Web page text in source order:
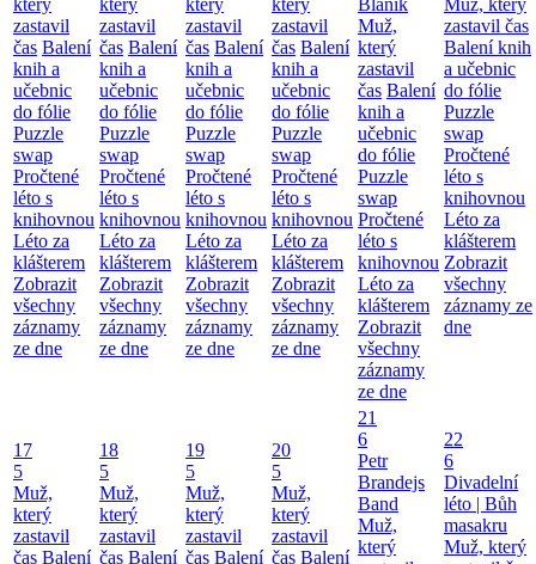
který
zastavil
čas Balení
knih a
učebnic
do fólie
Puzzle
swap
Pročtené
léto s
knihovnou
Léto za
klášterem
Zobrazit
všechny
záznamy
ze dne
který
zastavil
čas Balení
knih a
učebnic
do fólie
Puzzle
swap
Pročtené
léto s
knihovnou
Léto za
klášterem
Zobrazit
všechny
záznamy
ze dne
který
zastavil
čas Balení
knih a
učebnic
do fólie
Puzzle
swap
Pročtené
léto s
knihovnou
Léto za
klášterem
Zobrazit
všechny
záznamy
ze dne
který
zastavil
čas Balení
knih a
učebnic
do fólie
Puzzle
swap
Pročtené
léto s
knihovnou
Léto za
klášterem
Zobrazit
všechny
záznamy
ze dne
Blaník
Muž,
který
zastavil
čas Balení
knih a
učebnic
do fólie
Puzzle
swap
Pročtené
léto s
knihovnou
Léto za
klášterem
Zobrazit
všechny
záznamy
ze dne
Muž, který
zastavil čas
Balení knih
a učebnic
do fólie
Puzzle
swap
Pročtené
léto s
knihovnou
Léto za
klášterem
Zobrazit
všechny
záznamy ze
dne
17
5
Muž,
který
zastavil
čas Balení
18
5
Muž,
který
zastavil
čas Balení
19
5
Muž,
který
zastavil
čas Balení
20
5
Muž,
který
zastavil
čas Balení
21
6
Petr
Brandejs
Band
Muž,
který
22
6
Divadelní
léto | Bůh
masakru
Muž, který